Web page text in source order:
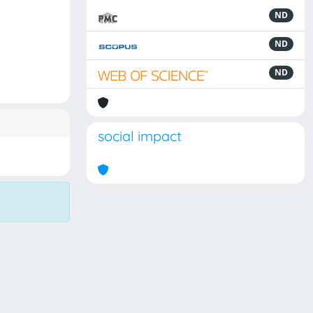
ND
ND
ND
social impact